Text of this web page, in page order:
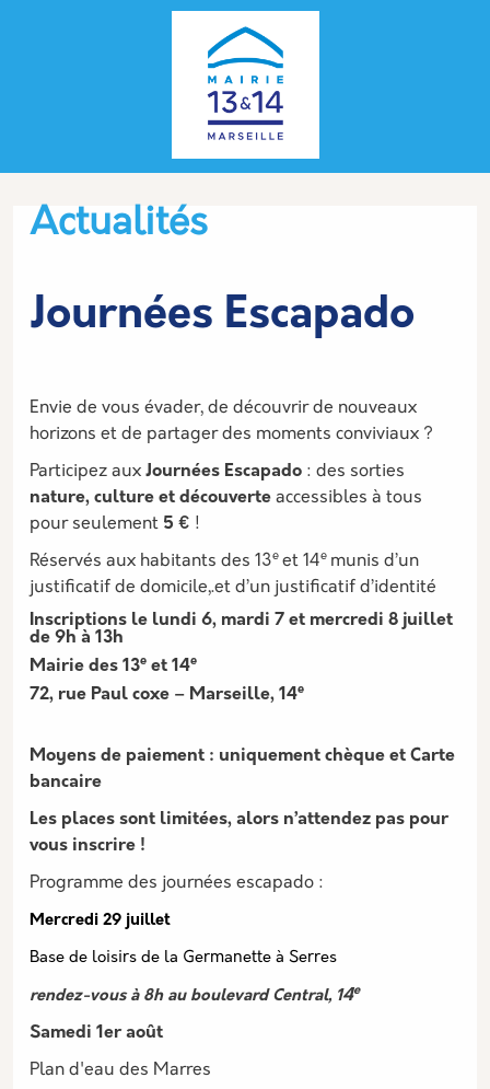
Aller au contenu principal
Type d'article
Actualités
Journées Escapado
Envie de vous évader, de découvrir de nouveaux
horizons et de partager des moments conviviaux ?
Participez aux Journées Escapado : des sorties
nature, culture et découverte accessibles à tous
pour seulement 5 € !
Réservés aux habitants des 13e et 14e munis d’un
justificatif de domicile,.et d’un justificatif d’identité
Inscriptions le lundi 6, mardi 7 et mercredi 8 juillet
de 9h à 13h
Mairie des 13e et 14e
72, rue Paul coxe – Marseille, 14e
Moyens de paiement : uniquement chèque et Carte
bancaire
Les places sont limitées, alors n’attendez pas pour
vous inscrire !
Programme des journées escapado :
Mercredi 29 juillet
Base de loisirs de la Germanette à Serres
rendez-vous à 8h au boulevard Central, 14e
Samedi 1er août
Plan d'eau des Marres
Panneau de gestion des cookies